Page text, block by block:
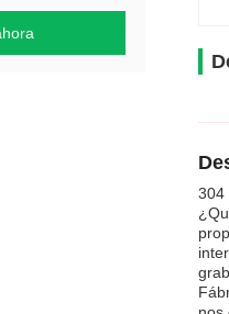
304